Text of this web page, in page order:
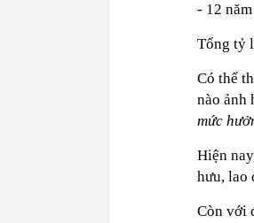
- 12
Tổng tỷ
Có thể
nào ảnh
mức
Hiện
hưu, lao
Còn với